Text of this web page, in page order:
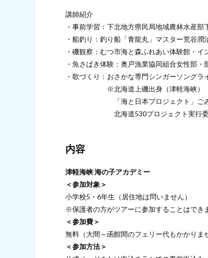
講師紹介
・事前学習：下北地方県民局地域農林水産
・船釣り：釣り船「青龍丸」マスター荒谷
・磯観察：むつ市海と森ふれあい体験館・
・魚さばき体験：奥戸漁業協同組合女性部
・歌づくり：おさかな専門シンガーソング
※北海道上磯出身（津軽海峡）
「海と日本プロジェクト」ごみス
北海道530プロジェクト実行委員会
内容
津軽海峡 海の子アカデミー
＜参加対象＞
小学校5・6年生（居住地は問いません）
※保護者の方がツアーに参加することはでき
＜参加費＞
無料（大間～函館間のフェリー代もかかりま
＜参加方法＞